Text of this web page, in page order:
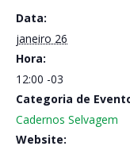
Data:
janeiro 26
Hora:
12:00 -03
Categoria de
Cadernos Selvagem
Website: